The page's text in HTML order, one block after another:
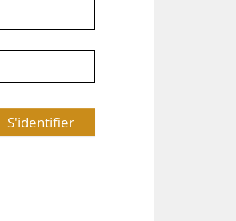
S'identifier